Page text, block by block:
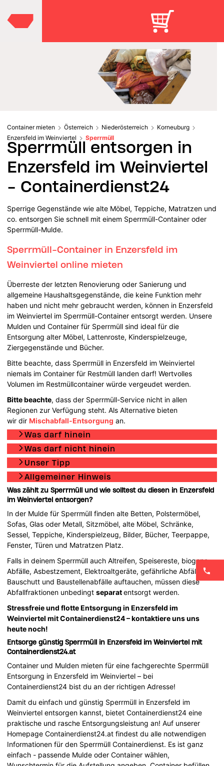
Container mieten Österreich Niederösterreich
Korneuburg
Enzersfeld im Weinviertel
Sperrmüll
Sperrmüll entsorgen in
Enzersfeld im Weinviertel
- Containerdienst24
Sperrige Gegenstände wie alte Möbel, Teppiche, Matratzen und
co. entsorgen Sie schnell mit einem Sperrmüll-Container oder
Sperrmüll-Mulde.
Sperrmüll-Container in Enzersfeld im
Weinviertel online mieten
Überreste der letzten Renovierung oder Sanierung und
allgemeine Haushaltsgegenstände, die keine Funktion mehr
haben und nicht mehr gebraucht werden, können in Enzersfeld
im Weinviertel im Sperrmüll-Container entsorgt werden. Unsere
Mulden und Container für Sperrmüll sind ideal für die
Entsorgung alter Möbel, Lattenroste, Kinderspielzeuge,
Ziergegenstände und Bücher.
Bitte beachte, dass Sperrmüll in Enzersfeld im Weinviertel
niemals im Container für Restmüll landen darf! Wertvolles
Volumen im Restmüllcontainer würde vergeudet werden.
Bitte beachte, dass der Sperrmüll-Service nicht in allen
Regionen zur Verfügung steht. Als Alternative bieten
wir dir Mischabfall-Entsorgung an.
Was darf hinein
Was darf nicht hinein
Unser Tipp
Allgemeiner Hinweis
Was zählt zu Sperrmüll und wie solltest du diesen in Enzersfeld
im Weinviertel entsorgen?
In der Mulde für Sperrmüll finden alte Betten, Polstermöbel,
Sofas, Glas oder Metall, Sitzmöbel, alte Möbel, Schränke,
Sessel, Teppiche, Kinderspielzeug, Bilder, Bücher, Teerpappe,
Fenster, Türen und Matratzen Platz.
Falls in deinem Sperrmüll auch Altreifen, Speisereste, biogene
Abfälle, Asbestzement, Elektroaltgeräte, gefährliche Abfälle,
Bauschutt und Baustellenabfälle auftauchen, müssen diese
Abfallfraktionen unbedingtseparatentsorgt werden.
Stressfreie und flotte Entsorgung in Enzersfeld im
Weinviertel mit Containerdienst24 – kontaktiere uns uns
heute noch!
Entsorge günstig Sperrmüll in Enzersfeld im Weinviertel mit
Containerdienst24.at
Container und Mulden mieten für eine fachgerechte Sperrmüll
Entsorgung in Enzersfeld im Weinviertel – bei
Containerdienst24 bist du an der richtigen Adresse!
Damit du einfach und günstig Sperrmüll in Enzersfeld im
Weinviertel entsorgen kannst, bietet Containerdienst24 eine
praktische und rasche Entsorgungsleistung an! Auf unserer
Homepage Containerdienst24.at findest du alle notwendigen
Informationen für den Sperrmüll Containerdienst. Es ist ganz
einfach - passende Mulde oder Container wählen,